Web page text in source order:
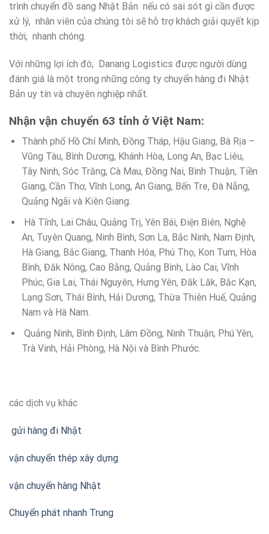
trình chuyển đồ sang Nhật Bản nếu có sai sót gì cần được
xử lý, nhân viên của chúng tôi sẽ hỗ trợ khách giải quyết kịp
thời; nhanh chóng.
Với những lợi ích đó; Danang Logistics được người dùng
đánh giá là một trong những công ty chuyển hàng đi Nhật
Bản uy tín và chuyên nghiệp nhất.
Nhận vận chuyển 63 tỉnh ở Việt Nam:
Thành phố Hồ Chí Minh, Đồng Tháp, Hậu Giang, Bà Rịa –
Vũng Tàu, Bình Dương, Khánh Hòa, Long An, Bạc Liêu,
Tây Ninh, Sóc Trăng, Cà Mau, Đồng Nai, Bình Thuận, Tiền
Giang, Cần Thơ, Vĩnh Long, An Giang, Bến Tre, Đà Nẵng,
Quảng Ngãi và Kiên Giang.
Hà Tĩnh, Lai Châu, Quảng Trị, Yên Bái, Điện Biên, Nghệ
An, Tuyên Quang, Ninh Bình, Sơn La, Bắc Ninh, Nam Định,
Hà Giang, Bắc Giang, Thanh Hóa, Phú Thọ, Kon Tum, Hòa
Bình, Đăk Nông, Cao Bằng, Quảng Bình, Lào Cai, Vĩnh
Phúc, Gia Lai, Thái Nguyên, Hưng Yên, Đăk Lăk, Bắc Kạn,
Lạng Sơn, Thái Bình, Hải Dương, Thừa Thiên Huế, Quảng
Nam và Hà Nam.
Quảng Ninh, Bình Định, Lâm Đồng, Ninh Thuận, Phú Yên,
Trà Vinh, Hải Phòng, Hà Nội và Bình Phước.
các dịch vụ khác
gửi hàng đi Nhật
vận chuyển thép xây dựng
vận chuyển hàng Nhật
Chuyển phát nhanh Trung